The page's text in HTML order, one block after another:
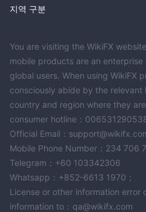
지역 구분
You are visiting the WikiFX
mobile products are an
global users. When using WikiFX
consciously abide by the relevant
country and region where they
consumer hotline：
Official Email：
Mobile Phone Number：234 706
Telegram：+60 103342306
Whatsapp：+852-6613 1970；
License or other information error
information to：qa@wikifx.com